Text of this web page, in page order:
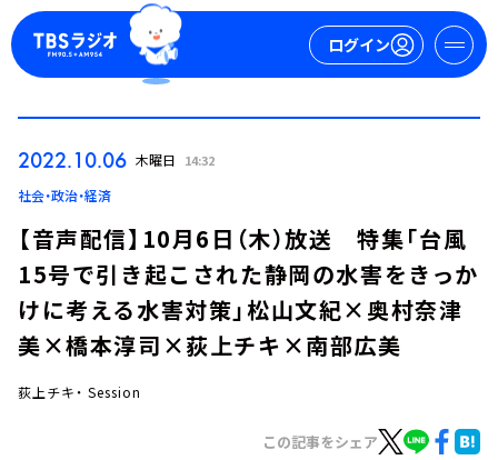
ログイン
今日の番組表
2022.10.06 木曜日 14:32
社会・政治・経済
【音声配信】10月6日（木）放送 特集「台風
15号で引き起こされた静岡の水害をきっか
けに考える水害対策」松山文紀×奥村奈津
美×橋本淳司×荻上チキ×南部広美
荻上チキ・ Session
この記事をシェア